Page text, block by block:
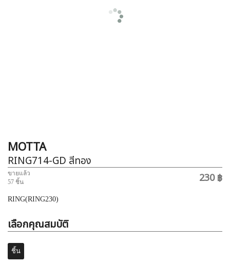
MOTTA
RING714-GD สีทอง
230 ฿
ขายแล้ว
57 ชิ้น
RING(RING230)
เลือกคุณสมบัติ
ชิ้น